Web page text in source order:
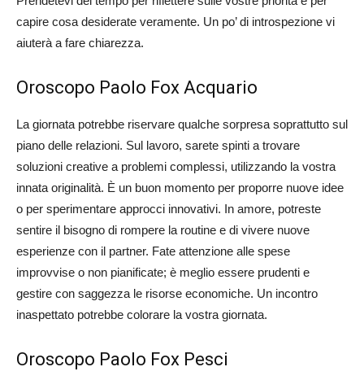
capire cosa desiderate veramente. Un po’ di introspezione vi
aiuterà a fare chiarezza.
Oroscopo Paolo Fox Acquario
La giornata potrebbe riservare qualche sorpresa soprattutto sul
piano delle relazioni. Sul lavoro, sarete spinti a trovare
soluzioni creative a problemi complessi, utilizzando la vostra
innata originalità. È un buon momento per proporre nuove idee
o per sperimentare approcci innovativi. In amore, potreste
sentire il bisogno di rompere la routine e di vivere nuove
esperienze con il partner. Fate attenzione alle spese
improvvise o non pianificate; è meglio essere prudenti e
gestire con saggezza le risorse economiche. Un incontro
inaspettato potrebbe colorare la vostra giornata.
Oroscopo Paolo Fox Pesci